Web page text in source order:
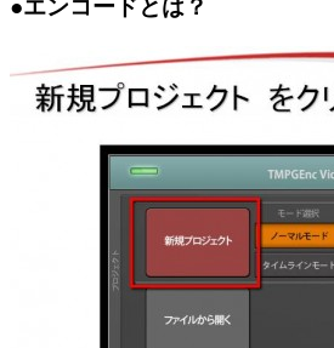
●エンコードとは？